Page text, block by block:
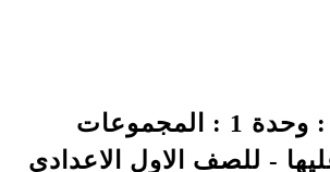
درس 3 : وحدة 1 : المجموعات
- للصف الاول الاعدادي